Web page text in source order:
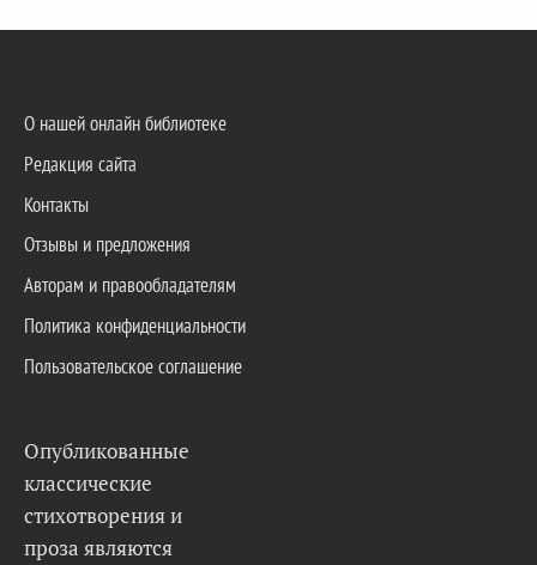
О нашей онлайн библиотеке
Редакция сайта
Контакты
Отзывы и предложения
Авторам и правообладателям
Политика конфиденциальности
Пользовательское соглашение
Опубликованные
классические
стихотворения и
проза являются